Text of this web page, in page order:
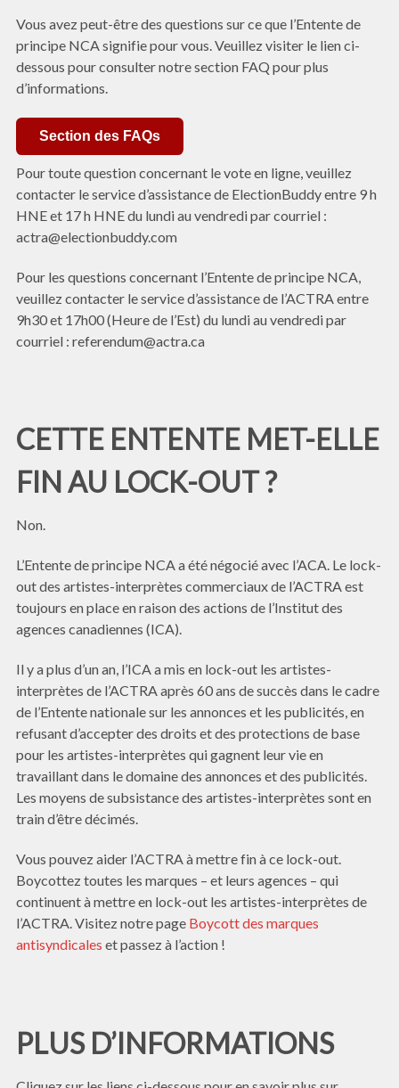
Vous avez peut-être des questions sur ce que l’Entente de
principe NCA signifie pour vous. Veuillez visiter le lien ci-
dessous pour consulter notre section FAQ pour plus
d’informations.
Section des FAQs
Pour toute question concernant le vote en ligne, veuillez
contacter le service d’assistance de ElectionBuddy entre 9 h
HNE et 17 h HNE du lundi au vendredi par courriel :
actra@electionbuddy.com
Pour les questions concernant l’Entente de principe NCA,
veuillez contacter le service d’assistance de l’ACTRA entre
9h30 et 17h00 (Heure de l’Est) du lundi au vendredi par
courriel : referendum@actra.ca
CETTE ENTENTE MET-ELLE
FIN AU LOCK-OUT ?
Non.
L’Entente de principe NCA a été négocié avec l’ACA. Le lock-
out des artistes-interprètes commerciaux de l’ACTRA est
toujours en place en raison des actions de l’Institut des
agences canadiennes (ICA).
Il y a plus d’un an, l’ICA a mis en lock-out les artistes-
interprètes de l’ACTRA après 60 ans de succès dans le cadre
de l’Entente nationale sur les annonces et les publicités, en
refusant d’accepter des droits et des protections de base
pour les artistes-interprètes qui gagnent leur vie en
travaillant dans le domaine des annonces et des publicités.
Les moyens de subsistance des artistes-interprètes sont en
train d’être décimés.
Vous pouvez aider l’ACTRA à mettre fin à ce lock-out.
Boycottez toutes les marques – et leurs agences – qui
continuent à mettre en lock-out les artistes-interprètes de
l’ACTRA. Visitez notre page Boycott des marques
antisyndicales et passez à l’action !
PLUS D’INFORMATIONS